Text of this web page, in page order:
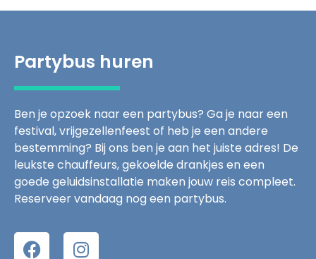
Partybus huren
Ben je opzoek naar een partybus? Ga je naar een
festival, vrijgezellenfeest of heb je een andere
bestemming? Bij ons ben je aan het juiste adres! De
leukste chauffeurs, gekoelde drankjes en een
goede geluidsinstallatie maken jouw reis compleet.
Reserveer vandaag nog een partybus.